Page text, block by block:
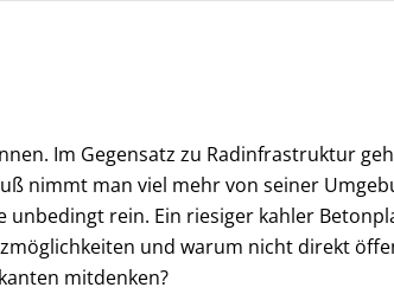
Im Gegensatz zu Radinfrastruktur
nimmt man viel mehr von seiner
unbedingt rein. Ein riesiger kahler
und warum nicht direkt
mitdenken?